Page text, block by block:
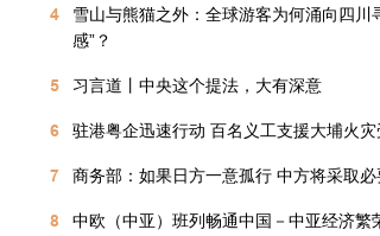
4
雪山与熊猫之外：全球游客为何涌向四川
感”？
5 习言道丨中央这个提法，大有深意
6 驻港粤企迅速行动 百名义工支援大埔火
7 商务部：如果日方一意孤行 中方将采取
8
中欧（中亚）班列畅通中国－中亚经济繁